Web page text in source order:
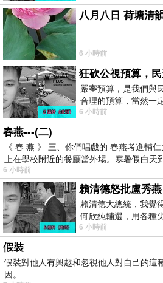
八月八日 荷塘清
6 小時前
狂砍公視預算，
嚴審預算，是我們與
合理的預算，當然一
要編列公視和Taiwan
6 小時前
春燕---(二)
《 春 燕 》 三、你們唱戲的 春燕考進輔
上在學校附近的餐廳當外場。寒暑假白天
6 小時前
賴清德怒批盧秀
賴清德大總統，我覺
何欣純輔選，用各種
罵她施政滿意度輸給
6 小時前
假裝
假裝對他人有興趣和忽視他人對自己的這
因。